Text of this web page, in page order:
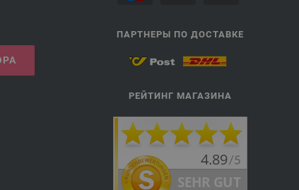
ПАРТНЕРЫ ПО ДОСТАВКЕ
РЕЙТИНГ МАГАЗИНА